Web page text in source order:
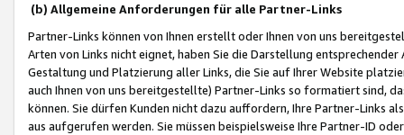
(b) Allgemeine Anforderungen für alle Partner-Links
Partner-Links können von Ihnen erstellt oder Ihnen von uns
Arten von Links nicht eignet, haben Sie die Darstellung
Gestaltung und Platzierung aller Links, die Sie auf Ihrer Website
auch Ihnen von uns bereitgestellte) Partner-Links so formatiert sind,
können. Sie dürfen Kunden nicht dazu auffordern, Ihre Partner-Links
aus aufgerufen werden. Sie müssen beispielsweise Ihre Partner-ID